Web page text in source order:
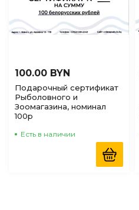
100.00 BYN
Подарочный сертификат
Рыболовного и
Зоомагазина, номинал
100р
Есть в наличии